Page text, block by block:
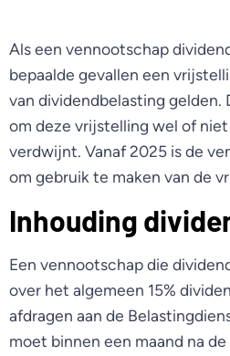
Als een vennootschap
bepaalde gevallen een
van dividendbelasting gelden.
om deze vrijstelling wel of
verdwijnt. Vanaf 2025 is de
om gebruik te maken van de
Inhouding
Een vennootschap die
over het algemeen 15%
afdragen aan de
moet binnen een maand na